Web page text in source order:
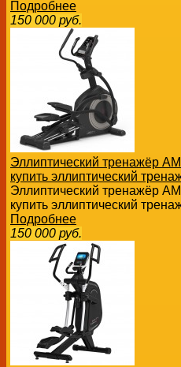
Подробнее
150 000 руб.
Эллиптический тренажёр
купить эллиптический
Эллиптический тренажёр
купить эллиптический
Подробнее
150 000 руб.